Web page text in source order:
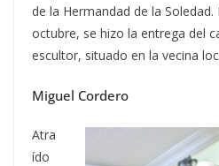
de la Hermandad de la
octubre, se hizo la entrega del
escultor, situado en la vecina
Miguel Cordero
Atra
ído